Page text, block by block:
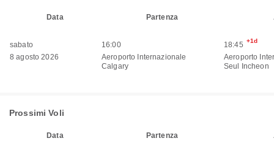
Data Partenza
sabato
8 agosto 2026
16:00
Aeroporto Internazionale
Calgary
18:45 +1d
Aeroporto
Seul Incheon
Prossimi Voli
Data Partenza